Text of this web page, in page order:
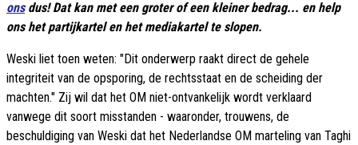
onsdus! Dat kan met een groter of een kleiner bedrag... en help
ons het partijkartel en het mediakartel te slopen.
Weski liet toen weten: "Dit onderwerp raakt direct de gehele
integriteit van de opsporing, de rechtsstaat en de scheiding der
machten." Zij wil dat het OM niet-ontvankelijk wordt verklaard
vanwege dit soort misstanden - waaronder, trouwens, de
beschuldiging van Weski dat het Nederlandse OM marteling van Taghi